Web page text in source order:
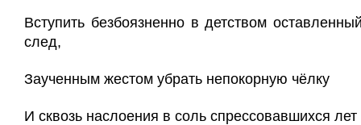
Вступить безбоязненно в детством
след,
Заученным жестом убрать непокорную чёлку
И сквозь наслоения в соль спрессовавшихся лет